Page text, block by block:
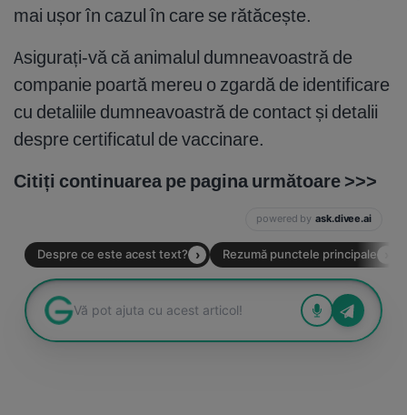
mai ușor în cazul în care se rătăcește.
Asigurați-vă că animalul dumneavoastră de
companie poartă mereu o zgardă de identificare
cu detaliile dumneavoastră de contact și detalii
despre certificatul de vaccinare.
Citiți continuarea pe pagina următoare >>>